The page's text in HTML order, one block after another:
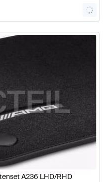
A236 LHD/RHD